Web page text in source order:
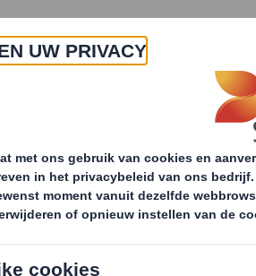
Over ons Producten & Services